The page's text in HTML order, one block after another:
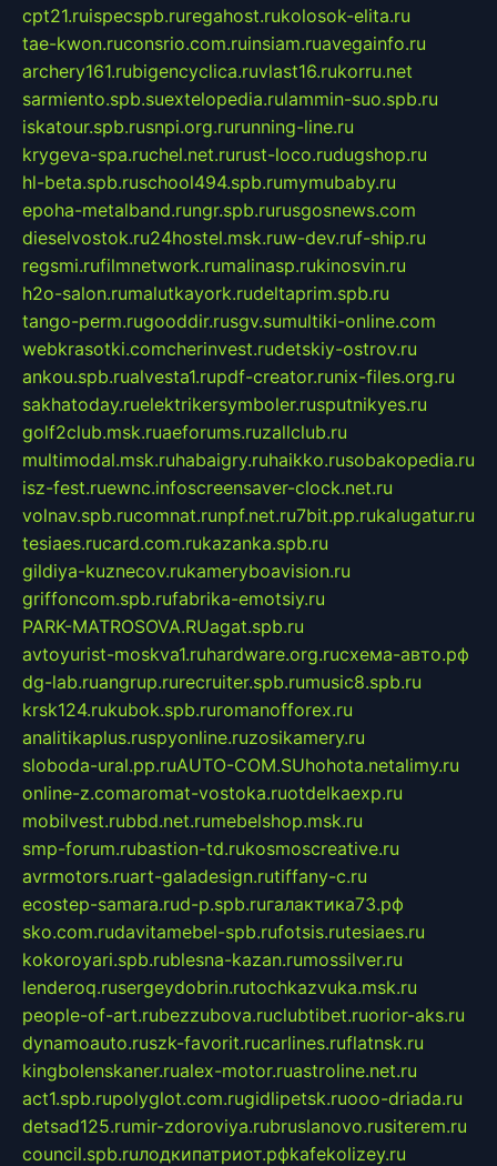
cpt21.ruispecspb.ruregahost.rukolosok-elita.ru
tae-kwon.ruconsrio.com.ruinsiam.ruavegainfo.ru
archery161.rubigencyclica.ruvlast16.rukorru.net
sarmiento.spb.suextelopedia.rulammin-suo.spb.ru
iskatour.spb.rusnpi.org.rurunning-line.ru
krygeva-spa.ruchel.net.rurust-loco.rudugshop.ru
hl-beta.spb.ruschool494.spb.rumymubaby.ru
epoha-metalband.rungr.spb.rurusgosnews.com
dieselvostok.ru24hostel.msk.ruw-dev.ruf-ship.ru
regsmi.rufilmnetwork.rumalinasp.rukinosvin.ru
h2o-salon.rumalutkayork.rudeltaprim.spb.ru
tango-perm.rugooddir.rusgv.sumultiki-online.com
webkrasotki.comcherinvest.rudetskiy-ostrov.ru
ankou.spb.rualvesta1.rupdf-creator.runix-files.org.ru
sakhatoday.ruelektrikersymboler.rusputnikyes.ru
golf2club.msk.ruaeforums.ruzallclub.ru
multimodal.msk.ruhabaigry.ruhaikko.rusobakopedia.ru
isz-fest.ruewnc.infoscreensaver-clock.net.ru
volnav.spb.rucomnat.runpf.net.ru7bit.pp.rukalugatur.ru
tesiaes.rucard.com.rukazanka.spb.ru
gildiya-kuznecov.rukameryboavision.ru
griffoncom.spb.rufabrika-emotsiy.ru
PARK-MATROSOVA.RUagat.spb.ru
avtoyurist-moskva1.ruhardware.org.ruсхема-авто.рф
dg-lab.ruangrup.rurecruiter.spb.rumusic8.spb.ru
krsk124.rukubok.spb.ruromanofforex.ru
analitikaplus.ruspyonline.ruzosikamery.ru
sloboda-ural.pp.ruAUTO-COM.SUhohota.netalimy.ru
online-z.comaromat-vostoka.ruotdelkaexp.ru
mobilvest.rubbd.net.rumebelshop.msk.ru
smp-forum.rubastion-td.rukosmoscreative.ru
avrmotors.ruart-galadesign.rutiffany-c.ru
ecostep-samara.rud-p.spb.ruгалактика73.рф
sko.com.rudavitamebel-spb.rufotsis.rutesiaes.ru
kokoroyari.spb.rublesna-kazan.rumossilver.ru
lenderoq.rusergeydobrin.rutochkazvuka.msk.ru
people-of-art.rubezzubova.ruclubtibet.ruorior-aks.ru
dynamoauto.ruszk-favorit.rucarlines.ruflatnsk.ru
kingbolenskaner.rualex-motor.ruastroline.net.ru
act1.spb.rupolyglot.com.rugidlipetsk.ruooo-driada.ru
detsad125.rumir-zdoroviya.rubruslanovo.rusiterem.ru
council.spb.ruлодкипатриот.рфkafekolizey.ru